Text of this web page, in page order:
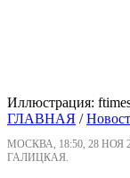
Иллюстрация:
ГЛАВНАЯ /
МОСКВА, 18:50, 28 НОЯ
ГАЛИЦКАЯ.